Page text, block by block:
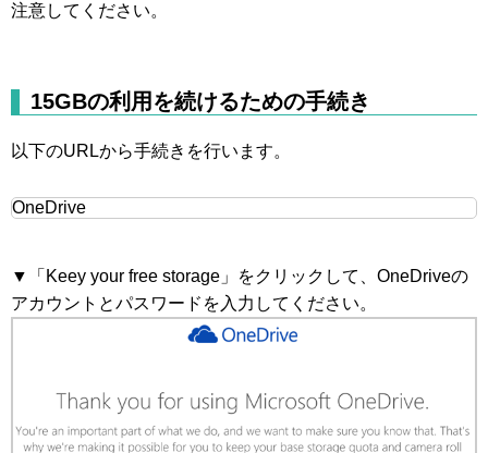
注意してください。
15GBの利用を続けるための手続き
以下のURLから手続きを行います。
OneDrive
▼「Keey your free storage」をクリックして、OneDriveの
アカウントとパスワードを入力してください。